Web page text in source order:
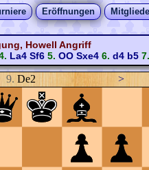
Eröffnungen
Howell Angriff
La4 Sf65. OO Sxe46. d4 b5
9. De2 >